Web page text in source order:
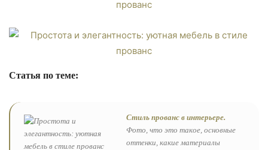
Статья по теме:
Стиль прованс в интерьере.
Фото, что это такое, основные
оттенки, какие материалы